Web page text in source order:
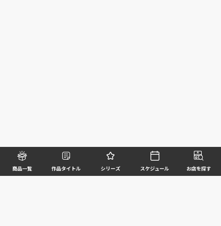
商品一覧 作品タイトル シリーズ スケジュール お店を探す